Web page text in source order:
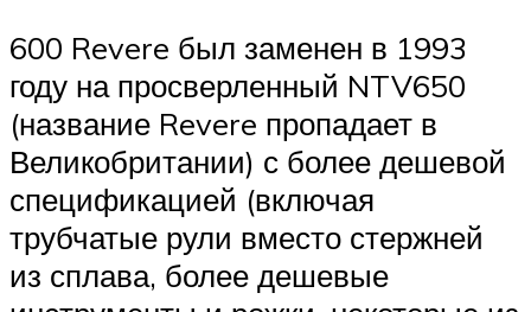
600 Revere был заменен в 1993
году на просверленный NTV650
(название Revere пропадает в
Великобритании) с более дешевой
спецификацией (включая
трубчатые рули вместо стержней
из сплава, более дешевые